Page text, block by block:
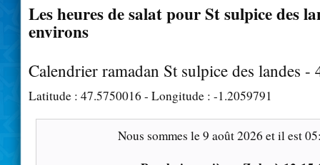
Les heures de salat pour St sulpice des
environs
Calendrier ramadan St sulpice des landes -
Latitude : 47.5750016 - Longitude : -1.2059791
Nous sommes le9 août 2026 et il est